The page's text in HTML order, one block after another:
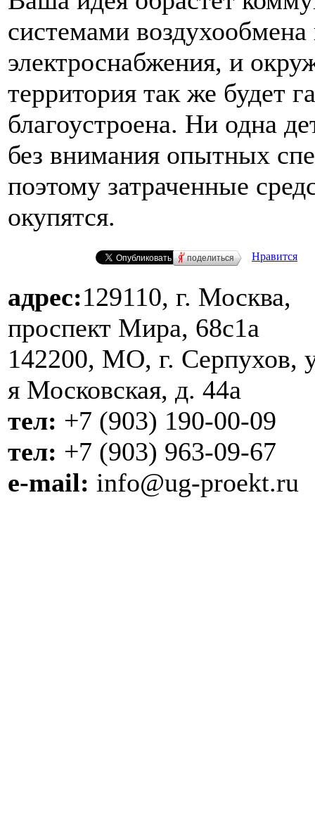
системами
электроснабжения, и
территория так же будет
благоустроена. Ни одна
без внимания опытных
поэтому затраченные
окупятся.
поделиться Нравится
адрес:129110, г. Москва,
проспект Мира, 68с1а
142200, МО, г. Серпухов,
я Московская, д. 44a
тел: +7 (903) 190-00-09
тел: +7 (903) 963-09-67
e-mail: info@ug-proekt.ru